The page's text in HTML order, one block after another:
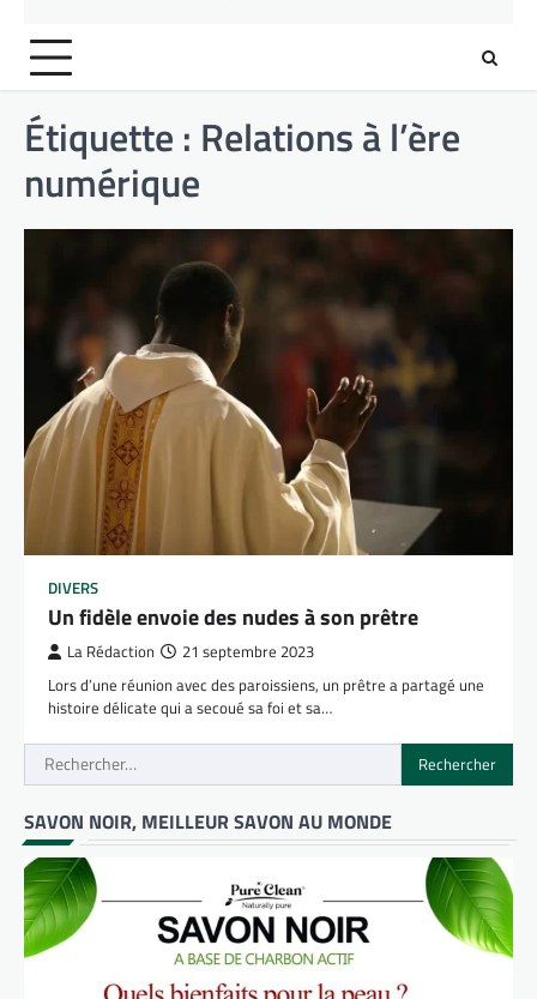
Étiquette : Relations à l’ère
numérique
DIVERS
Un fidèle envoie des nudes à son prêtre
La Rédaction 21 septembre 2023
Lors d’une réunion avec des paroissiens, un prêtre a partagé une
histoire délicate qui a secoué sa foi et sa…
Rechercher :
SAVON NOIR, MEILLEUR SAVON AU MONDE